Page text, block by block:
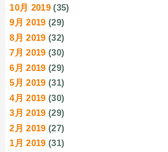
10月 2019 (35)
9月 2019 (29)
8月 2019 (32)
7月 2019 (30)
6月 2019 (29)
5月 2019 (31)
4月 2019 (30)
3月 2019 (29)
2月 2019 (27)
1月 2019 (31)